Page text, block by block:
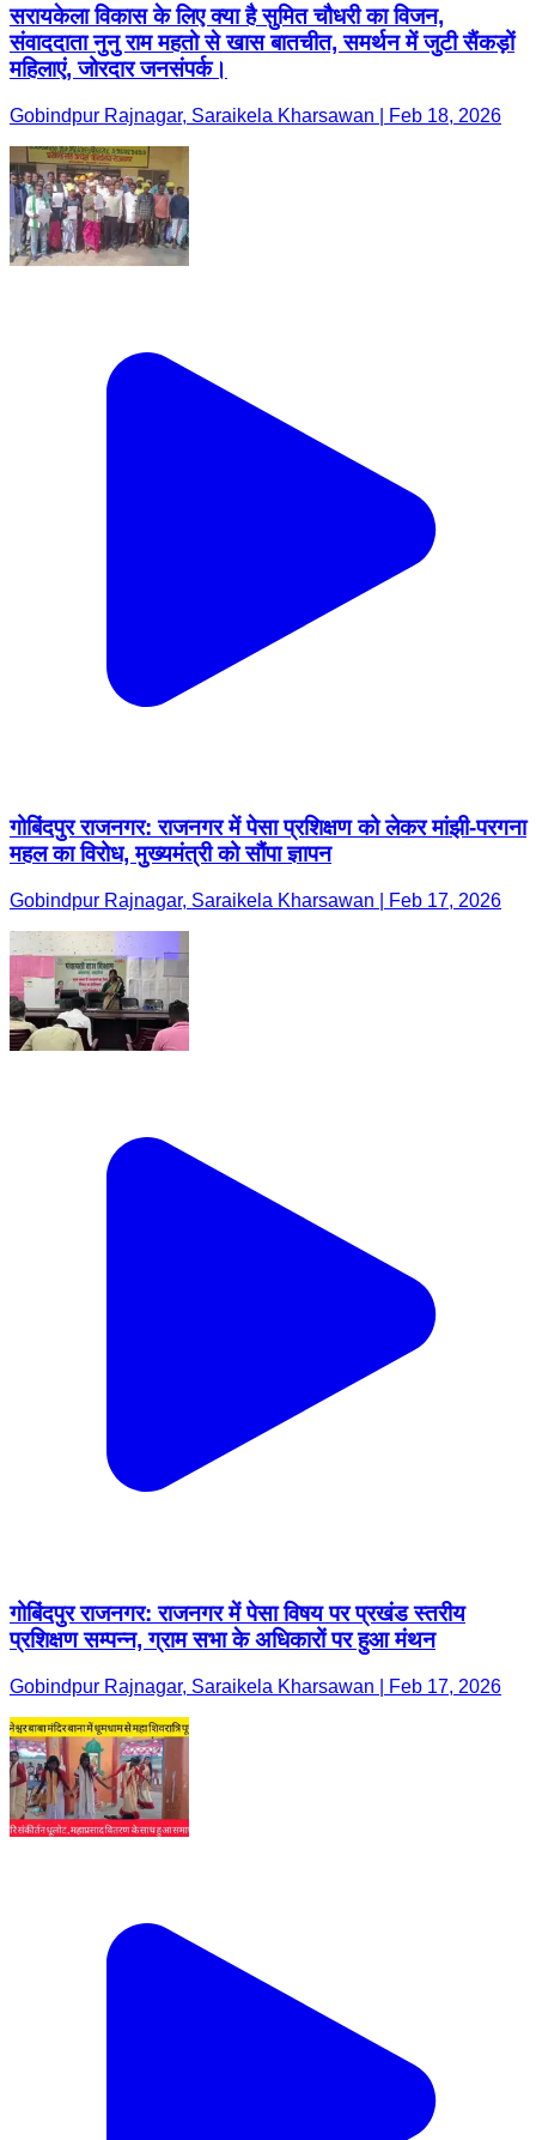
सरायकेला विकास के लिए क्या है सुमित चौधरी का विजन,
संवाददाता नुनु राम महतो से खास बातचीत, समर्थन में जुटी सैंकड़ों
महिलाएं, जोरदार जनसंपर्क।
Gobindpur Rajnagar, Saraikela Kharsawan | Feb 18, 2026
गोबिंदपुर राजनगर: राजनगर में पेसा प्रशिक्षण को लेकर मांझी-परगना
महल का विरोध, मुख्यमंत्री को सौंपा ज्ञापन
Gobindpur Rajnagar, Saraikela Kharsawan | Feb 17, 2026
गोबिंदपुर राजनगर: राजनगर में पेसा विषय पर प्रखंड स्तरीय
प्रशिक्षण सम्पन्न, ग्राम सभा के अधिकारों पर हुआ मंथन
Gobindpur Rajnagar, Saraikela Kharsawan | Feb 17, 2026